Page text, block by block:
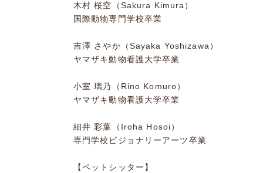
木村 桜空（Sakura Kimura）
国際動物専門学校卒業
吉澤 さやか（Sayaka Yoshizawa）
ヤマザキ動物看護大学卒業
小室 璃乃（Rino Komuro）
ヤマザキ動物看護大学卒業
細井 彩葉（Iroha Hosoi）
専門学校ビジョナリーアーツ卒業
【ペットシッター】